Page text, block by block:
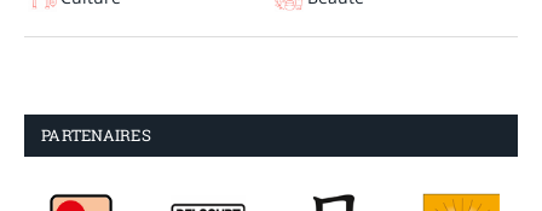
PARTENAIRES